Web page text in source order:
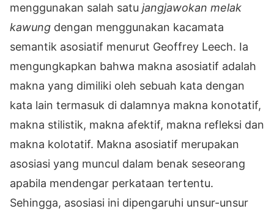
menggunakan salah satu jangjawokan melak
kawung dengan menggunakan kacamata
semantik asosiatif menurut Geoffrey Leech. Ia
mengungkapkan bahwa makna asosiatif adalah
makna yang dimiliki oleh sebuah kata dengan
kata lain termasuk di dalamnya makna konotatif,
makna stilistik, makna afektif, makna refleksi dan
makna kolotatif. Makna asosiatif merupakan
asosiasi yang muncul dalam benak seseorang
apabila mendengar perkataan tertentu.
Sehingga, asosiasi ini dipengaruhi unsur-unsur